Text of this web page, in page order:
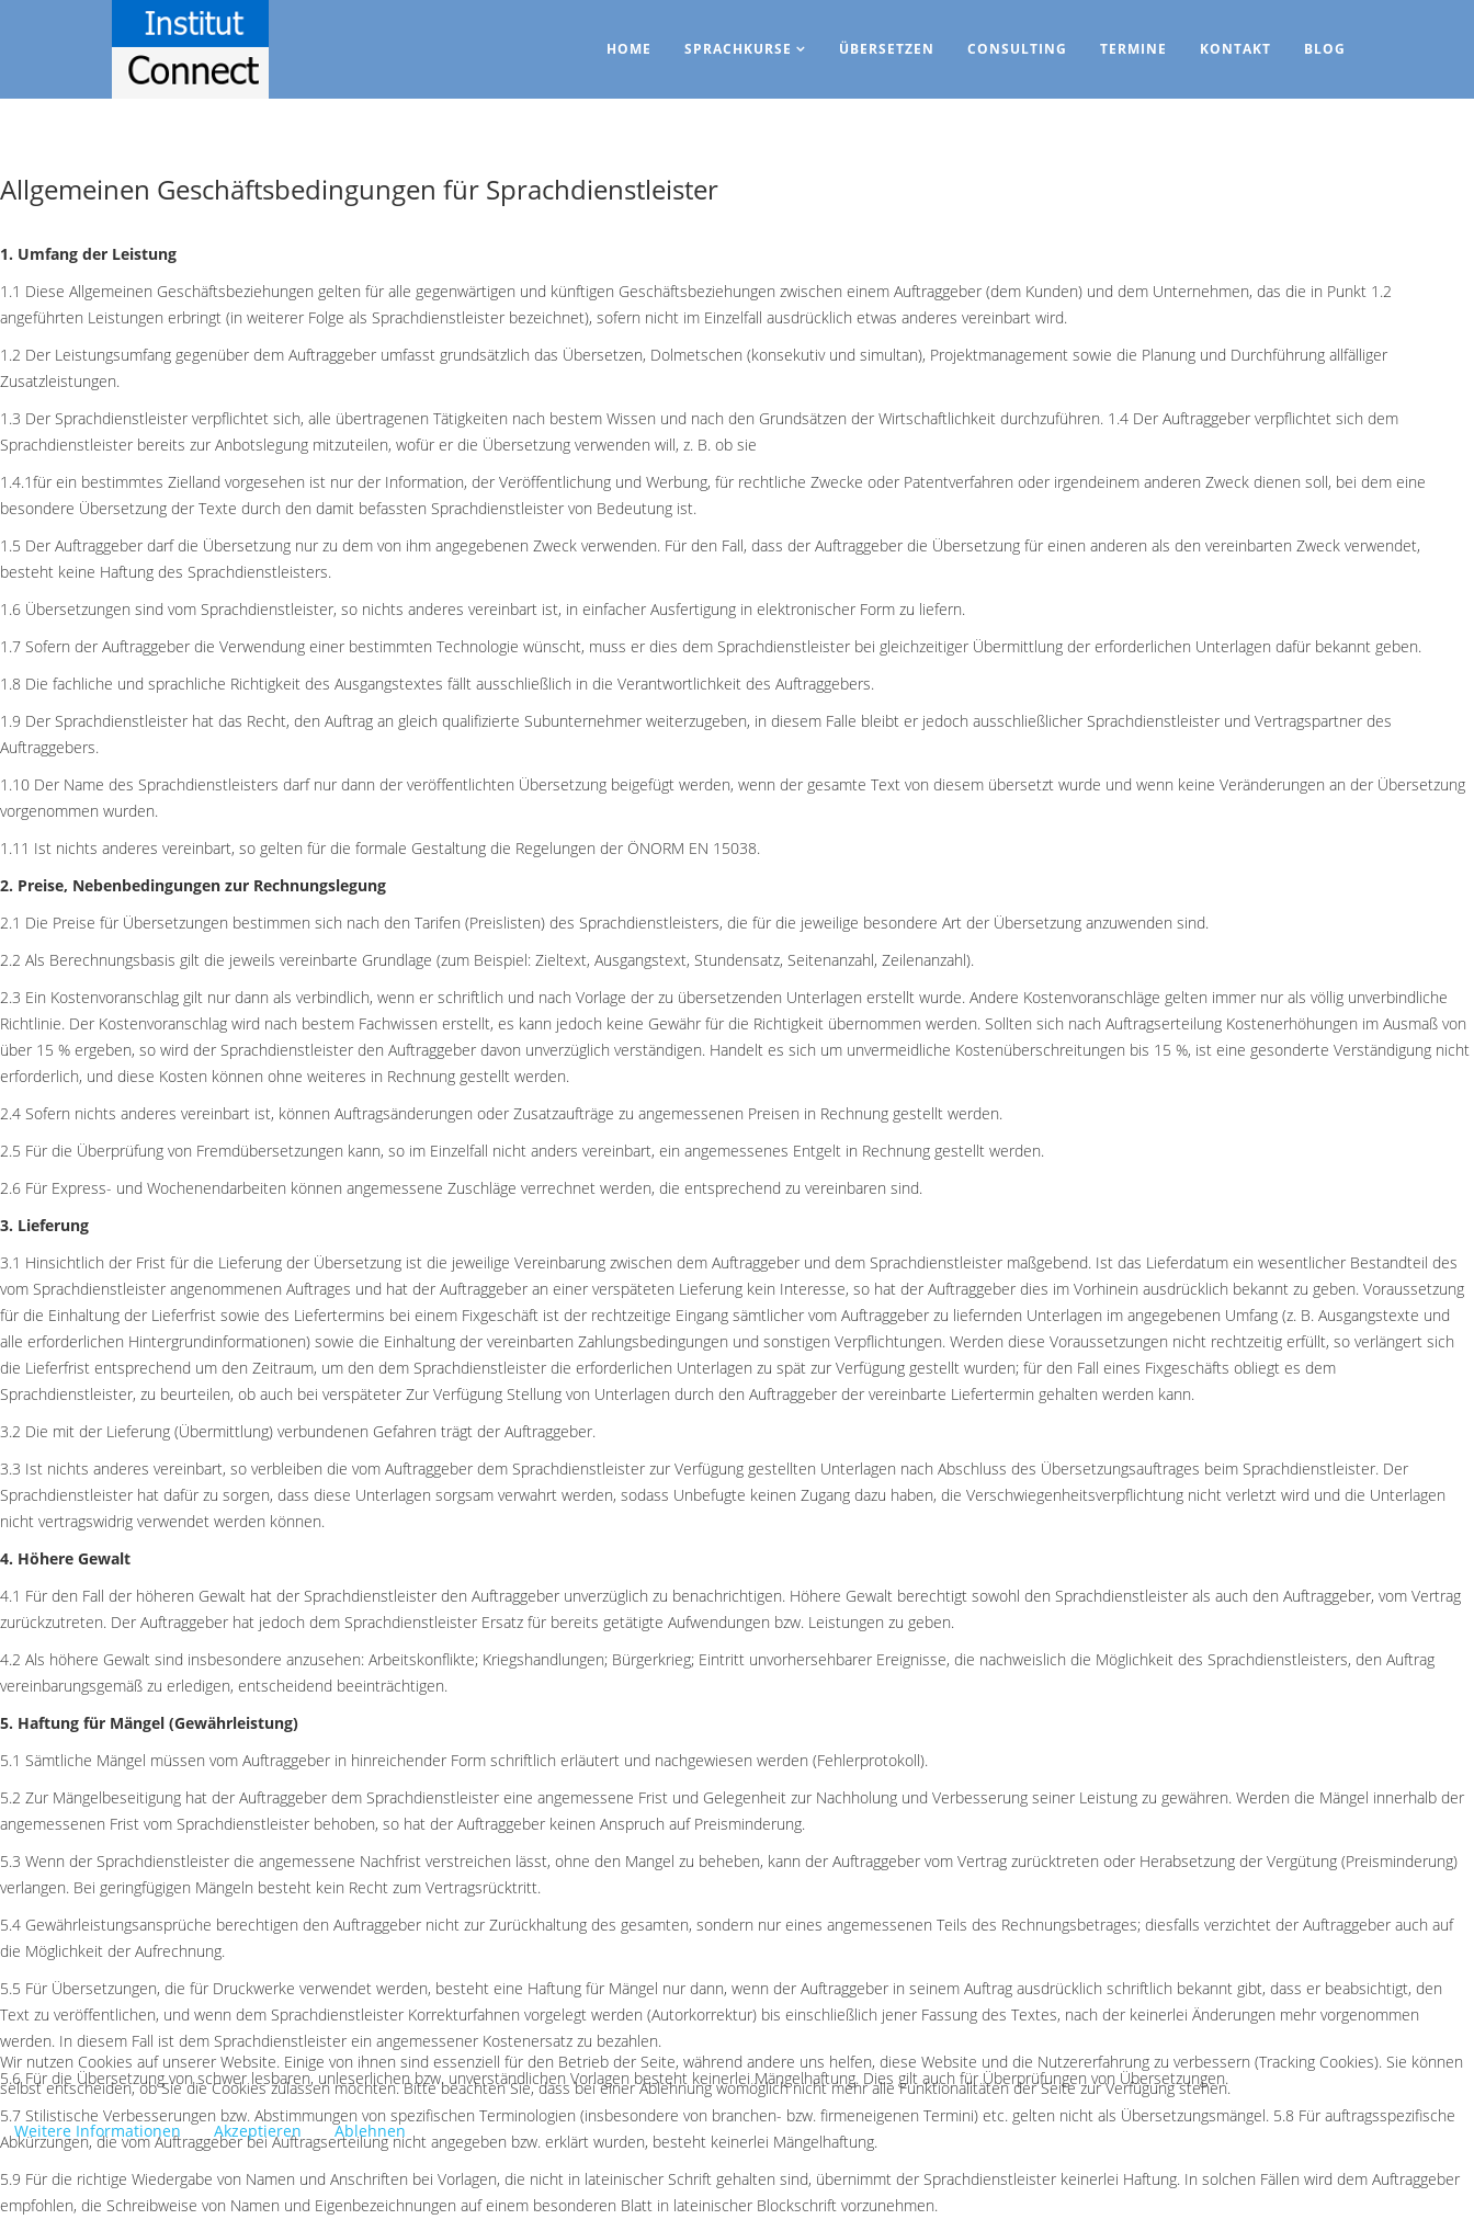
HOME SPRACHKURSE ÜBERSETZEN CONSULTING TERMINE KONTAKT BLOG
Allgemeinen Geschäftsbedingungen für Sprachdienstleister
1. Umfang der Leistung
1.1 Diese Allgemeinen Geschäftsbeziehungen gelten für alle gegenwärtigen und künftigen Geschäftsbeziehungen zwischen einem Auftraggeber (dem Kunden) und dem Unternehmen, das die in Punkt 1.2
angeführten Leistungen erbringt (in weiterer Folge als Sprachdienstleister bezeichnet), sofern nicht im Einzelfall ausdrücklich etwas anderes vereinbart wird.
1.2 Der Leistungsumfang gegenüber dem Auftraggeber umfasst grundsätzlich das Übersetzen, Dolmetschen (konsekutiv und simultan), Projektmanagement sowie die Planung und Durchführung allfälliger
Zusatzleistungen.
1.3 Der Sprachdienstleister verpflichtet sich, alle übertragenen Tätigkeiten nach bestem Wissen und nach den Grundsätzen der Wirtschaftlichkeit durchzuführen. 1.4 Der Auftraggeber verpflichtet sich dem
Sprachdienstleister bereits zur Anbotslegung mitzuteilen, wofür er die Übersetzung verwenden will, z. B. ob sie
1.4.1für ein bestimmtes Zielland vorgesehen ist nur der Information, der Veröffentlichung und Werbung, für rechtliche Zwecke oder Patentverfahren oder irgendeinem anderen Zweck dienen soll, bei dem eine
besondere Übersetzung der Texte durch den damit befassten Sprachdienstleister von Bedeutung ist.
1.5 Der Auftraggeber darf die Übersetzung nur zu dem von ihm angegebenen Zweck verwenden. Für den Fall, dass der Auftraggeber die Übersetzung für einen anderen als den vereinbarten Zweck verwendet,
besteht keine Haftung des Sprachdienstleisters.
1.6 Übersetzungen sind vom Sprachdienstleister, so nichts anderes vereinbart ist, in einfacher Ausfertigung in elektronischer Form zu liefern.
1.7 Sofern der Auftraggeber die Verwendung einer bestimmten Technologie wünscht, muss er dies dem Sprachdienstleister bei gleichzeitiger Übermittlung der erforderlichen Unterlagen dafür bekannt geben.
1.8 Die fachliche und sprachliche Richtigkeit des Ausgangstextes fällt ausschließlich in die Verantwortlichkeit des Auftraggebers.
1.9 Der Sprachdienstleister hat das Recht, den Auftrag an gleich qualifizierte Subunternehmer weiterzugeben, in diesem Falle bleibt er jedoch ausschließlicher Sprachdienstleister und Vertragspartner des
Auftraggebers.
1.10 Der Name des Sprachdienstleisters darf nur dann der veröffentlichten Übersetzung beigefügt werden, wenn der gesamte Text von diesem übersetzt wurde und wenn keine Veränderungen an der Übersetzung
vorgenommen wurden.
1.11 Ist nichts anderes vereinbart, so gelten für die formale Gestaltung die Regelungen der ÖNORM EN 15038.
2. Preise, Nebenbedingungen zur Rechnungslegung
2.1 Die Preise für Übersetzungen bestimmen sich nach den Tarifen (Preislisten) des Sprachdienstleisters, die für die jeweilige besondere Art der Übersetzung anzuwenden sind.
2.2 Als Berechnungsbasis gilt die jeweils vereinbarte Grundlage (zum Beispiel: Zieltext, Ausgangstext, Stundensatz, Seitenanzahl, Zeilenanzahl).
2.3 Ein Kostenvoranschlag gilt nur dann als verbindlich, wenn er schriftlich und nach Vorlage der zu übersetzenden Unterlagen erstellt wurde. Andere Kostenvoranschläge gelten immer nur als völlig unverbindliche
Richtlinie. Der Kostenvoranschlag wird nach bestem Fachwissen erstellt, es kann jedoch keine Gewähr für die Richtigkeit übernommen werden. Sollten sich nach Auftragserteilung Kostenerhöhungen im Ausmaß von
über 15 % ergeben, so wird der Sprachdienstleister den Auftraggeber davon unverzüglich verständigen. Handelt es sich um unvermeidliche Kostenüberschreitungen bis 15 %, ist eine gesonderte Verständigung nicht
erforderlich, und diese Kosten können ohne weiteres in Rechnung gestellt werden.
2.4 Sofern nichts anderes vereinbart ist, können Auftragsänderungen oder Zusatzaufträge zu angemessenen Preisen in Rechnung gestellt werden.
2.5 Für die Überprüfung von Fremdübersetzungen kann, so im Einzelfall nicht anders vereinbart, ein angemessenes Entgelt in Rechnung gestellt werden.
2.6 Für Express- und Wochenendarbeiten können angemessene Zuschläge verrechnet werden, die entsprechend zu vereinbaren sind.
3. Lieferung
3.1 Hinsichtlich der Frist für die Lieferung der Übersetzung ist die jeweilige Vereinbarung zwischen dem Auftraggeber und dem Sprachdienstleister maßgebend. Ist das Lieferdatum ein wesentlicher Bestandteil des
vom Sprachdienstleister angenommenen Auftrages und hat der Auftraggeber an einer verspäteten Lieferung kein Interesse, so hat der Auftraggeber dies im Vorhinein ausdrücklich bekannt zu geben. Voraussetzung
für die Einhaltung der Lieferfrist sowie des Liefertermins bei einem Fixgeschäft ist der rechtzeitige Eingang sämtlicher vom Auftraggeber zu liefernden Unterlagen im angegebenen Umfang (z. B. Ausgangstexte und
alle erforderlichen Hintergrundinformationen) sowie die Einhaltung der vereinbarten Zahlungsbedingungen und sonstigen Verpflichtungen. Werden diese Voraussetzungen nicht rechtzeitig erfüllt, so verlängert sich
die Lieferfrist entsprechend um den Zeitraum, um den dem Sprachdienstleister die erforderlichen Unterlagen zu spät zur Verfügung gestellt wurden; für den Fall eines Fixgeschäfts obliegt es dem
Sprachdienstleister, zu beurteilen, ob auch bei verspäteter Zur Verfügung Stellung von Unterlagen durch den Auftraggeber der vereinbarte Liefertermin gehalten werden kann.
3.2 Die mit der Lieferung (Übermittlung) verbundenen Gefahren trägt der Auftraggeber.
3.3 Ist nichts anderes vereinbart, so verbleiben die vom Auftraggeber dem Sprachdienstleister zur Verfügung gestellten Unterlagen nach Abschluss des Übersetzungsauftrages beim Sprachdienstleister. Der
Sprachdienstleister hat dafür zu sorgen, dass diese Unterlagen sorgsam verwahrt werden, sodass Unbefugte keinen Zugang dazu haben, die Verschwiegenheitsverpflichtung nicht verletzt wird und die Unterlagen
nicht vertragswidrig verwendet werden können.
4. Höhere Gewalt
4.1 Für den Fall der höheren Gewalt hat der Sprachdienstleister den Auftraggeber unverzüglich zu benachrichtigen. Höhere Gewalt berechtigt sowohl den Sprachdienstleister als auch den Auftraggeber, vom Vertrag
zurückzutreten. Der Auftraggeber hat jedoch dem Sprachdienstleister Ersatz für bereits getätigte Aufwendungen bzw. Leistungen zu geben.
4.2 Als höhere Gewalt sind insbesondere anzusehen: Arbeitskonflikte; Kriegshandlungen; Bürgerkrieg; Eintritt unvorhersehbarer Ereignisse, die nachweislich die Möglichkeit des Sprachdienstleisters, den Auftrag
vereinbarungsgemäß zu erledigen, entscheidend beeinträchtigen.
5. Haftung für Mängel (Gewährleistung)
5.1 Sämtliche Mängel müssen vom Auftraggeber in hinreichender Form schriftlich erläutert und nachgewiesen werden (Fehlerprotokoll).
5.2 Zur Mängelbeseitigung hat der Auftraggeber dem Sprachdienstleister eine angemessene Frist und Gelegenheit zur Nachholung und Verbesserung seiner Leistung zu gewähren. Werden die Mängel innerhalb der
angemessenen Frist vom Sprachdienstleister behoben, so hat der Auftraggeber keinen Anspruch auf Preisminderung.
5.3 Wenn der Sprachdienstleister die angemessene Nachfrist verstreichen lässt, ohne den Mangel zu beheben, kann der Auftraggeber vom Vertrag zurücktreten oder Herabsetzung der Vergütung (Preisminderung)
verlangen. Bei geringfügigen Mängeln besteht kein Recht zum Vertragsrücktritt.
5.4 Gewährleistungsansprüche berechtigen den Auftraggeber nicht zur Zurückhaltung des gesamten, sondern nur eines angemessenen Teils des Rechnungsbetrages; diesfalls verzichtet der Auftraggeber auch auf
die Möglichkeit der Aufrechnung.
5.5 Für Übersetzungen, die für Druckwerke verwendet werden, besteht eine Haftung für Mängel nur dann, wenn der Auftraggeber in seinem Auftrag ausdrücklich schriftlich bekannt gibt, dass er beabsichtigt, den
Text zu veröffentlichen, und wenn dem Sprachdienstleister Korrekturfahnen vorgelegt werden (Autorkorrektur) bis einschließlich jener Fassung des Textes, nach der keinerlei Änderungen mehr vorgenommen
werden. In diesem Fall ist dem Sprachdienstleister ein angemessener Kostenersatz zu bezahlen.
5.6 Für die Übersetzung von schwer lesbaren, unleserlichen bzw. unverständlichen Vorlagen besteht keinerlei Mängelhaftung. Dies gilt auch für Überprüfungen von Übersetzungen.
5.7 Stilistische Verbesserungen bzw. Abstimmungen von spezifischen Terminologien (insbesondere von branchen- bzw. firmeneigenen Termini) etc. gelten nicht als Übersetzungsmängel. 5.8 Für auftragsspezifische
Abkürzungen, die vom Auftraggeber bei Auftragserteilung nicht angegeben bzw. erklärt wurden, besteht keinerlei Mängelhaftung.
5.9 Für die richtige Wiedergabe von Namen und Anschriften bei Vorlagen, die nicht in lateinischer Schrift gehalten sind, übernimmt der Sprachdienstleister keinerlei Haftung. In solchen Fällen wird dem Auftraggeber
empfohlen, die Schreibweise von Namen und Eigenbezeichnungen auf einem besonderen Blatt in lateinischer Blockschrift vorzunehmen.
Wir nutzen Cookies auf unserer Website. Einige von ihnen sind essenziell für den Betrieb der Seite, während andere uns helfen, diese Website und die Nutzererfahrung zu verbessern (Tracking Cookies). Sie können
selbst entscheiden, ob Sie die Cookies zulassen möchten. Bitte beachten Sie, dass bei einer Ablehnung womöglich nicht mehr alle Funktionalitäten der Seite zur Verfügung stehen.
Weitere Informationen Akzeptieren Ablehnen